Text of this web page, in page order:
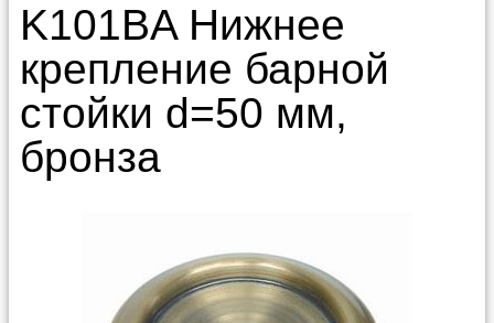
K101BA Нижнее
крепление барной
стойки d=50 мм,
бронза